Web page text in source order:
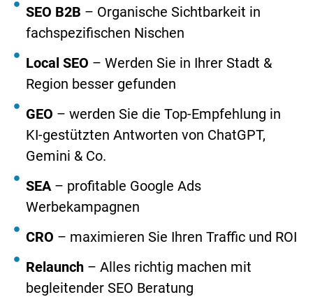
SEO B2B – Organische Sichtbarkeit in
fachspezifischen Nischen
Local SEO – Werden Sie in Ihrer Stadt &
Region besser gefunden
GEO – werden Sie die Top-Empfehlung in
KI-gestützten Antworten von ChatGPT,
Gemini & Co.
SEA – profitable Google Ads
Werbekampagnen
CRO – maximieren Sie Ihren Traffic und ROI
Relaunch – Alles richtig machen mit
begleitender SEO Beratung